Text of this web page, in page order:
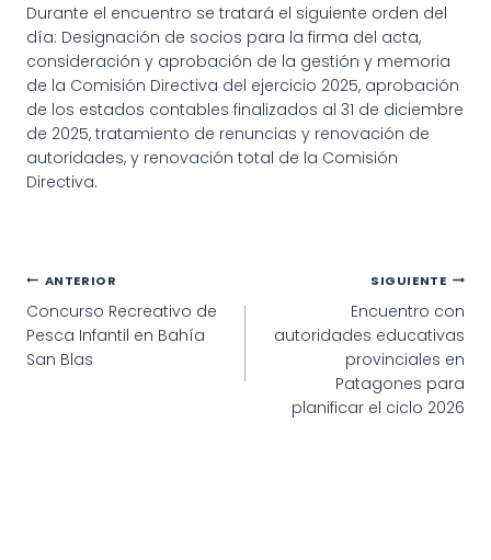
Durante el encuentro se tratará el siguiente orden del
día: Designación de socios para la firma del acta,
consideración y aprobación de la gestión y memoria
de la Comisión Directiva del ejercicio 2025, aprobación
de los estados contables finalizados al 31 de diciembre
de 2025, tratamiento de renuncias y renovación de
autoridades, y renovación total de la Comisión
Directiva.
Navegación
de
entradas
ANTERIOR
Concurso Recreativo de
Pesca Infantil en Bahía
San Blas
SIGUIENTE
Encuentro con
autoridades educativas
provinciales en
Patagones para
planificar el ciclo 2026